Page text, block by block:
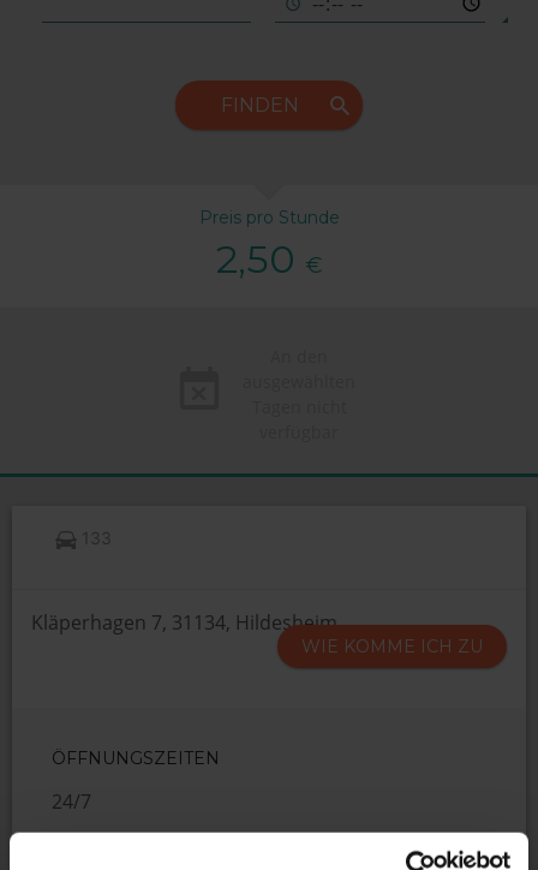
FINDEN
Preis pro Stunde
2,50 €
133
Kläperhagen 7, 31134, Hildesheim
WIE KOMME ICH ZU
ÖFFNUNGSZEITEN
24/7